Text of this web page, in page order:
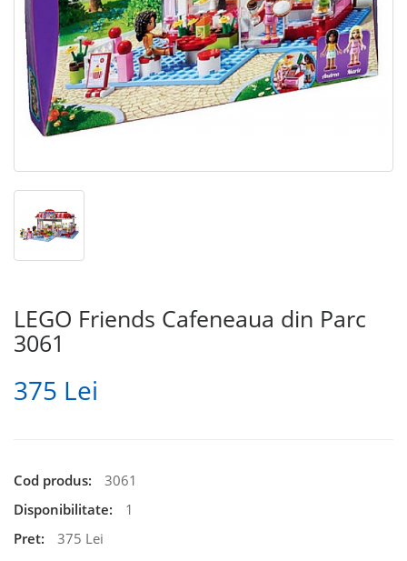
LEGO Friends Cafeneaua din Parc
3061
375 Lei
Cod produs:
3061
Disponibilitate:
1
Pret:
375 Lei